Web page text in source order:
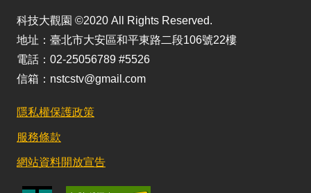
科技大觀園 ©2020 All Rights Reserved.
地址：臺北市大安區和平東路二段106號22樓
電話：02-25056789 #5526
信箱：nstcstv@gmail.com
隱私權保護政策
服務條款
網站資料開放宣告